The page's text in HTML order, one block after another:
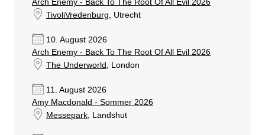
Arch Enemy - Back To The Root Of All Evil 2026
TivoliVredenburg, Utrecht
10. August 2026
Arch Enemy - Back To The Root Of All Evil 2026
The Underworld , London
11. August 2026
Amy Macdonald - Sommer 2026
Messepark, Landshut